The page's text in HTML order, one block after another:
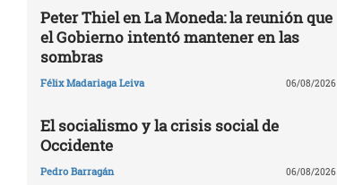
Peter Thiel en La Moneda: la reunión que
el Gobierno intentó mantener en las
sombras
Félix Madariaga Leiva 06/08/2026
El socialismo y la crisis social de
Occidente
Pedro Barragán 06/08/2026